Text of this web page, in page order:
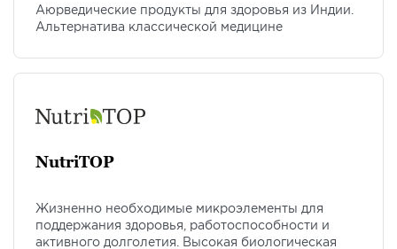
Аюрведические продукты для здоровья из Индии.
Альтернатива классической медицине
NutriTOP
Жизненно необходимые микроэлементы для
поддержания здоровья, работоспособности и
активного долголетия. Высокая биологическая